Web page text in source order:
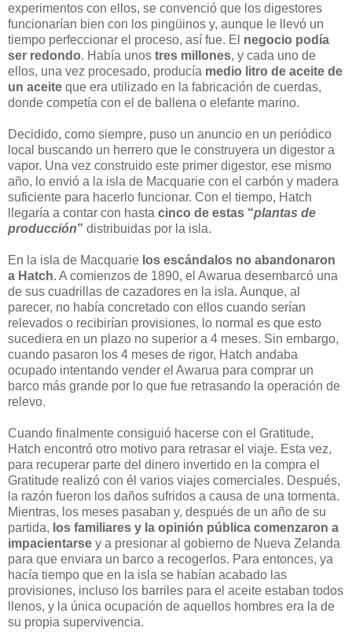
experimentos con ellos, se convenció que los digestores
funcionarían bien con los pingüinos y, aunque le llevó un
tiempo perfeccionar el proceso, así fue. El negocio podía
ser redondo. Había unos tres millones, y cada uno de
ellos, una vez procesado, producía medio litro de aceite de
un aceite que era utilizado en la fabricación de cuerdas,
donde competía con el de ballena o elefante marino.
Decidido, como siempre, puso un anuncio en un periódico
local buscando un herrero que le construyera un digestor a
vapor. Una vez construido este primer digestor, ese mismo
año, lo envió a la isla de Macquarie con el carbón y madera
suficiente para hacerlo funcionar. Con el tiempo, Hatch
llegaría a contar con hasta cinco de estas “plantas de
producción” distribuidas por la isla.
En la isla de Macquarie los escándalos no abandonaron
a Hatch. A comienzos de 1890, el Awarua desembarcó una
de sus cuadrillas de cazadores en la isla. Aunque, al
parecer, no había concretado con ellos cuando serían
relevados o recibirían provisiones, lo normal es que esto
sucediera en un plazo no superior a 4 meses. Sin embargo,
cuando pasaron los 4 meses de rigor, Hatch andaba
ocupado intentando vender el Awarua para comprar un
barco más grande por lo que fue retrasando la operación de
relevo.
Cuando finalmente consiguió hacerse con el Gratitude,
Hatch encontró otro motivo para retrasar el viaje. Esta vez,
para recuperar parte del dinero invertido en la compra el
Gratitude realizó con él varios viajes comerciales. Después,
la razón fueron los daños sufridos a causa de una tormenta.
Mientras, los meses pasaban y, después de un año de su
partida, los familiares y la opinión pública comenzaron a
impacientarse y a presionar al gobierno de Nueva Zelanda
para que enviara un barco a recogerlos. Para entonces, ya
hacía tiempo que en la isla se habían acabado las
provisiones, incluso los barriles para el aceite estaban todos
llenos, y la única ocupación de aquellos hombres era la de
su propia supervivencia.